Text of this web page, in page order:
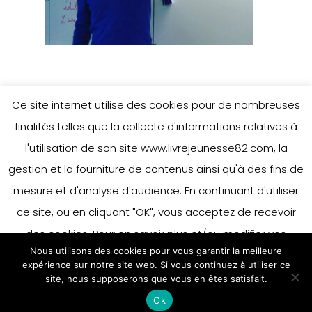
Ce site internet utilise des cookies pour de nombreuses
finalités telles que la collecte d'informations relatives à
l'utilisation de son site www.livrejeunesse82.com, la
gestion et la fourniture de contenus ainsi qu'à des fins de
mesure et d'analyse d'audience. En continuant d'utiliser
ce site, ou en cliquant "OK", vous acceptez de recevoir
des cookies. Pour en savoir plus et/ou modifier vos
préférences en matière de cookies, merci de vous référer
à notre politique sur les cookies.
Accepter
En savoir plus
Nous utilisons des cookies pour vous garantir la meilleure
expérience sur notre site web. Si vous continuez à utiliser ce
site, nous supposerons que vous en êtes satisfait.
Ok